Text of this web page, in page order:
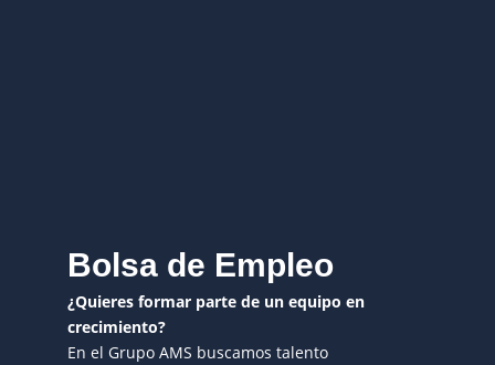
Bolsa de Empleo
¿Quieres formar parte de un equipo en
crecimiento?
En el Grupo AMS buscamos talento